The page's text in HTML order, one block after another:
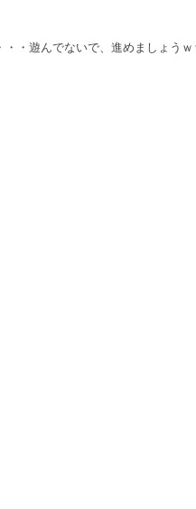
・遊んでないで、進めましょうｗ